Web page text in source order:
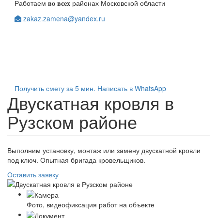
Работаем во всех районах Московской области
zakaz.zamena@yandex.ru
Получить смету за 5 мин. Написать в WhatsApp
Двускатная кровля в
Рузском районе
Выполним установку, монтаж или замену двускатной кровли
под ключ. Опытная бригада кровельщиков.
Оставить заявку
Фото, видеофиксация работ на объекте